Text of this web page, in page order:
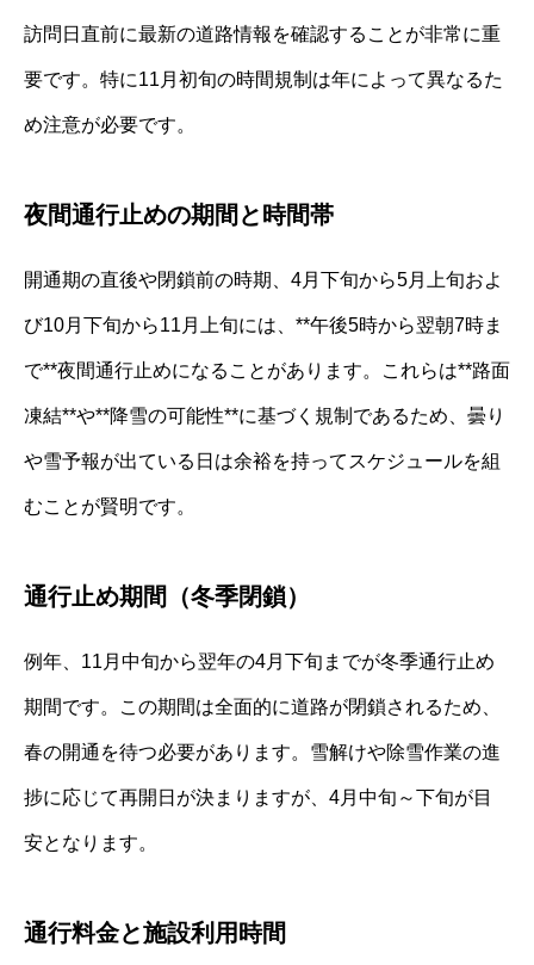
訪問日直前に最新の道路情報を確認することが非常に重
要です。特に11月初旬の時間規制は年によって異なるた
め注意が必要です。
夜間通行止めの期間と時間帯
開通期の直後や閉鎖前の時期、4月下旬から5月上旬およ
び10月下旬から11月上旬には、**午後5時から翌朝7時ま
で**夜間通行止めになることがあります。これらは**路面
凍結**や**降雪の可能性**に基づく規制であるため、曇り
や雪予報が出ている日は余裕を持ってスケジュールを組
むことが賢明です。
通行止め期間（冬季閉鎖）
例年、11月中旬から翌年の4月下旬までが冬季通行止め
期間です。この期間は全面的に道路が閉鎖されるため、
春の開通を待つ必要があります。雪解けや除雪作業の進
捗に応じて再開日が決まりますが、4月中旬～下旬が目
安となります。
通行料金と施設利用時間